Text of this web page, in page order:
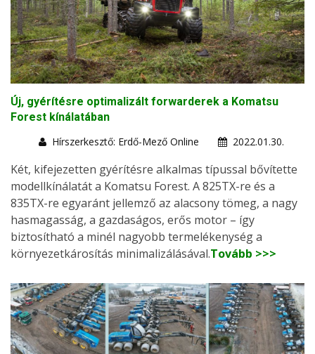
Új, gyérítésre optimalizált forwarderek a Komatsu
Forest kínálatában
Hírszerkesztő: Erdő-Mező Online
2022.01.30.
Két, kifejezetten gyérítésre alkalmas típussal bővítette
modellkínálatát a Komatsu Forest. A 825TX-re és a
835TX-re egyaránt jellemző az alacsony tömeg, a nagy
hasmagasság, a gazdaságos, erős motor – így
biztosítható a minél nagyobb termelékenység a
környezetkárosítás minimalizálásával.Tovább >>>